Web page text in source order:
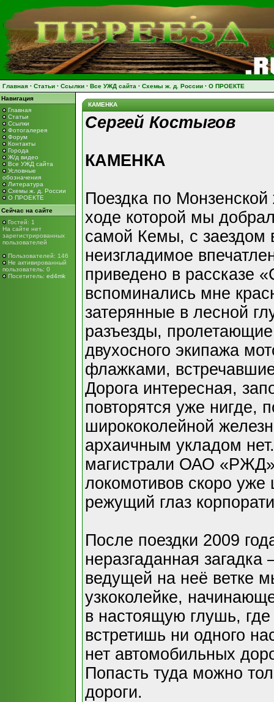
Главная · Статьи · Ссылки · Все УЖД сайта · Схемы ж. д. России · О ПРОЕКТЕ
Навигация
Главная
Статьи
Ссылки
Фотогалерея
Форум
Контакты
Города
Ж/д видео
Все УЖД сайта
Условные
обозначения
Литература
Схемы ж. д. России
О ПРОЕКТЕ
Сейчас на сайте
Гостей: 1
На сайте нет
зарегистрированных
пользователей
Пользователей: 146
Не активированный
пользователь: 0
Посетитель: ed4mk
КАМЕНКА
Сергей Костыгов
КАМЕНКА
Поездка по Монзенской
ходе которой мы
самой Кемы, с заездом
неизгладимое
приведено в рассказе
вспоминались мне
затерянные в лесной
разъезды,
двухосного экипажа
флажками,
Дорога интересная,
повторятся уже нигде,
ширококолейной
архаичным укладом
магистрали ОАО
локомотивов скоро
режущий глаз
После поездки 2009
неразгаданная
ведущей на неё ветке
узкоколейке,
в настоящую глушь,
встретишь ни одного
нет автомобильных
Попасть туда можно
дороги.